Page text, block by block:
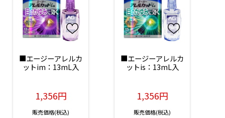
■エージーアレルカ
ットim：13mL入
1,356円
販売価格(税込)
■エージーアレルカ
ットis：13mL入
1,356円
販売価格(税込)